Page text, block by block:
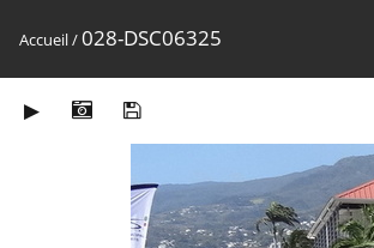
Accueil/028-DSC06325